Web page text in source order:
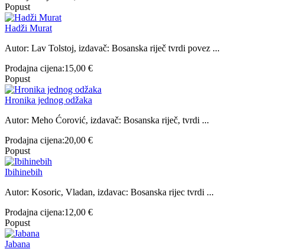
Popust
Hadži Murat
Autor: Lav Tolstoj, izdavač: Bosanska riječ tvrdi povez ...
Prodajna cijena:15,00 €
Popust
Hronika jednog odžaka
Autor: Meho Ćorović, izdavač: Bosanska riječ, tvrdi ...
Prodajna cijena:20,00 €
Popust
Ibihinebih
Autor: Kosoric, Vladan, izdavac: Bosanska rijec tvrdi ...
Prodajna cijena:12,00 €
Popust
Jabana